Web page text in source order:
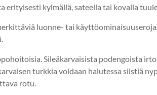
erityisesti kylmällä, sateella tai kovalla
luonne- tai
Sileäkarvaisista podengoista
turkkia voidaan halutessa siistiä
rotu.